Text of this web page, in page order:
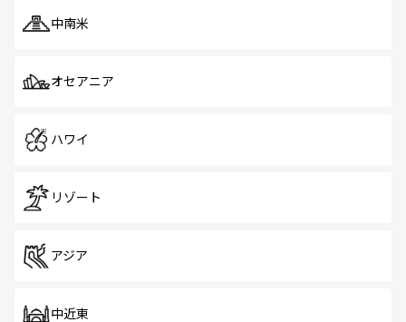
中南米
オセアニア
ハワイ
リゾート
アジア
中近東